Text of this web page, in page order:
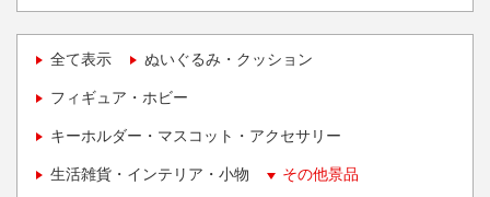
全て表示 ぬいぐるみ・クッション
フィギュア・ホビー
キーホルダー・マスコット・アクセサリー
生活雑貨・インテリア・小物 その他景品